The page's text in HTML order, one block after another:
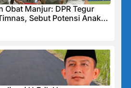
Obat Manjur: DPR Tegur
Sebut Potensi Anak
Demi “Jalan Pintas”